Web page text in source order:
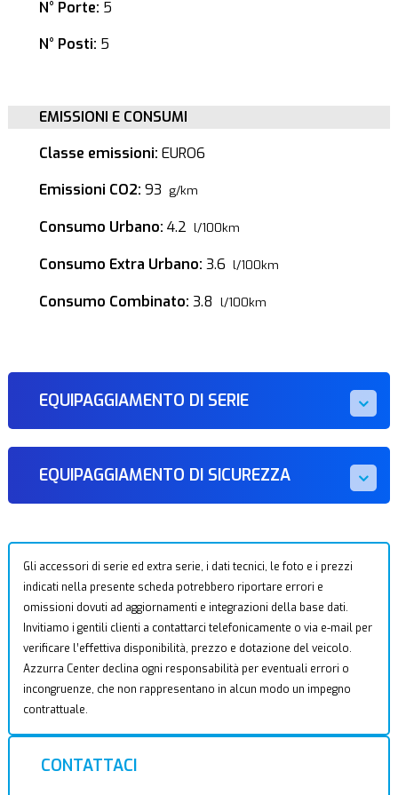
N° Porte: 5
N° Posti: 5
EMISSIONI E CONSUMI
Classe emissioni: EURO6
Emissioni CO2: 93 g/km
Consumo Urbano: 4.2 l/100km
Consumo Extra Urbano: 3.6 l/100km
Consumo Combinato: 3.8 l/100km
EQUIPAGGIAMENTO DI SERIE
EQUIPAGGIAMENTO DI SICUREZZA
Gli accessori di serie ed extra serie, i dati tecnici, le foto e i prezzi
indicati nella presente scheda potrebbero riportare errori e
omissioni dovuti ad aggiornamenti e integrazioni della base dati.
Invitiamo i gentili clienti a contattarci telefonicamente o via e-mail per
verificare l’effettiva disponibilità, prezzo e dotazione del veicolo.
Azzurra Center declina ogni responsabilità per eventuali errori o
incongruenze, che non rappresentano in alcun modo un impegno
contrattuale.
CONTATTACI